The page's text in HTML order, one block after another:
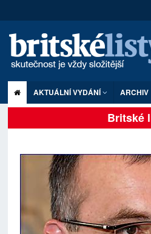
AKTUÁLNÍ VYDÁNÍ ARCHIV
Britské